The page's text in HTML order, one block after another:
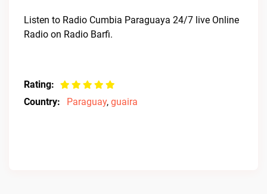
Listen to Radio Cumbia Paraguaya 24/7 live Online
Radio on Radio Barfi.
Rating:
Country:
Paraguay, guaira